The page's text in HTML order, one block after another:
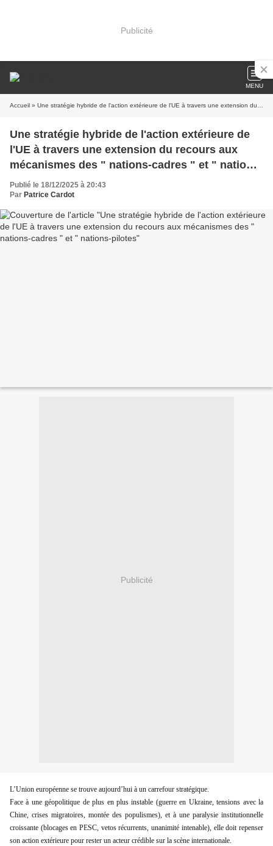
Publicité
MENU
Accueil » Une stratégie hybride de l'action extérieure de l'UE à travers une extension du recours aux mécanismes des " nations-cadres " et " nations-pilotes
Une stratégie hybride de l'action extérieure de
l'UE à travers une extension du recours aux
mécanismes des " nations-cadres " et " nations-
pilotes
Publié le 18/12/2025 à 20:43
Par Patrice Cardot
Publicité
L’Union européenne se trouve aujourd’hui à un carrefour stratégique.
Face à une géopolitique de plus en plus instable (guerre en Ukraine, tensions avec la
Chine, crises migratoires, montée des populismes), et à une paralysie institutionnelle
croissante (blocages en PESC, vetos récurrents, unanimité intenable), elle doit repenser
son action extérieure pour rester un acteur crédible sur la scène internationale.